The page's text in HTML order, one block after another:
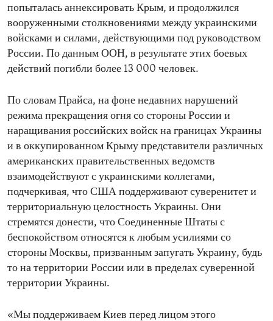
попыталась аннексировать Крым, и продолжился
вооруженными столкновениями между украинскими
войсками и силами, действующими под руководством
России. По данным ООН, в результате этих боевых
действий погибли более 13 000 человек.
По словам Прайса, на фоне недавних нарушений
режима прекращения огня со стороны России и
наращивания российских войск на границах Украины
и в оккупированном Крыму представители различных
американских правительственных ведомств
взаимодействуют с украинскими коллегами,
подчеркивая, что США поддерживают суверенитет и
территориальную целостность Украины. Они
стремятся донести, что Соединенные Штаты с
беспокойством относятся к любым усилиями со
стороны Москвы, призванным запугать Украину, будь
то на территории России или в пределах суверенной
территории Украины.
«Мы поддерживаем Киев перед лицом этого